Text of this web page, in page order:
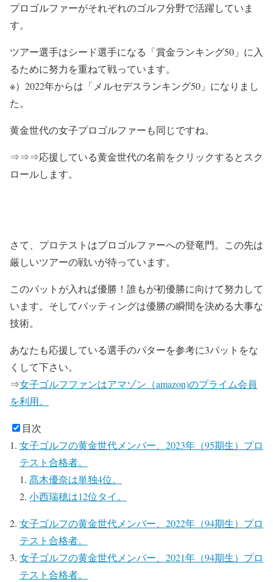
プロゴルファーがそれぞれのゴルフ分野で活躍していま
す。
ツアー選手はシード選手になる「賞金ランキング50」に入
るために努力を重ねて戦っています。
※）2022年からは「メルセデスランキング50」になりまし
た。
黄金世代の女子プロゴルファーも同じですね。
⇒⇒⇒応援している黄金世代の名前をクリックするとスク
ロールします。
さて、プロテストはプロゴルファーへの登竜門。この先は
厳しいツアーの戦いが待っています。
このパットが入れば優勝！誰もが初優勝に向けて努力して
います。そしてパッティングは優勝の瞬間を決める大事な
技術。
あなたも応援している選手のパターを参考に3パットをな
くして下さい。
⇒女子ゴルフファンはアマゾン（amazon)のプライム会員
を利用。
目次
女子ゴルフの黄金世代メンバー、2023年（95期生）プロ
テスト合格者。
髙木優奈は単独4位。
小西瑞穂は12位タイ。
女子ゴルフの黄金世代メンバー、2022年（94期生）プロ
テスト合格者。
女子ゴルフの黄金世代メンバー、2021年（94期生）プロ
テスト合格者。